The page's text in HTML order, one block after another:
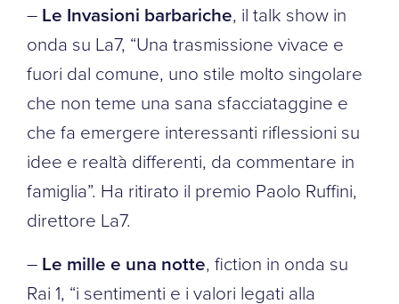
– Le Invasioni barbariche, il talk show in
onda su La7, “Una trasmissione vivace e
fuori dal comune, uno stile molto singolare
che non teme una sana sfacciataggine e
che fa emergere interessanti riflessioni su
idee e realtà differenti, da commentare in
famiglia”. Ha ritirato il premio Paolo Ruffini,
direttore La7.
– Le mille e una notte, fiction in onda su
Rai 1, “i sentimenti e i valori legati alla